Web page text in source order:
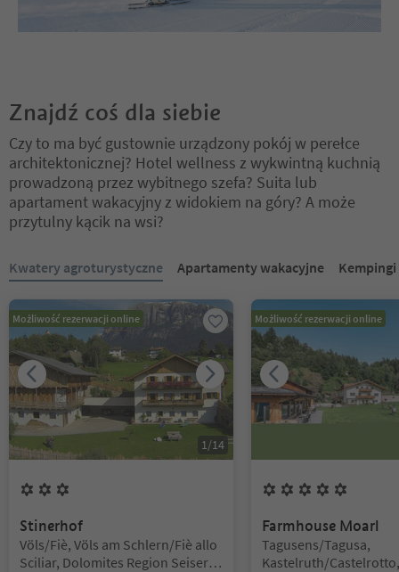
Znajdź coś dla siebie
Czy to ma być gustownie urządzony pokój w perełce
architektonicznej? Hotel wellness z wykwintną kuchnią
prowadzoną przez wybitnego szefa? Suita lub
apartament wakacyjny z widokiem na góry? A może
przytulny kącik na wsi?
Kwatery agroturystyczne Apartamenty wakacyjne Kempingi
Możliwość rezerwacji online
1 /14
Stinerhof
Lokalizacja:
Völs/Fiè, Völs am Schlern/Fiè allo
Sciliar, Dolomites Region Seiser
Możliwość rezerwacji online
Farmhouse Moarl
Lokalizacja:
Tagusens/Tagusa,
Kastelruth/